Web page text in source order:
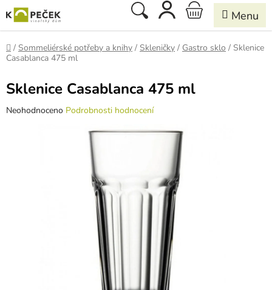
na
obsah
Hledat
NÁKUPNÍ
KOŠÍK
Domů
/ Sommeliérské potřeby a knihy / Skleničky / Gastro sklo / Sklenice
Casablanca 475 ml
Sklenice Casablanca 475 ml
Průměrné
Neohodnoceno Podrobnosti hodnocení